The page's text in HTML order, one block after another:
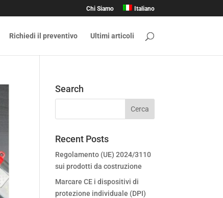
Chi Siamo Italiano
Richiedi il preventivo Ultimi articoli
Search
Recent Posts
Regolamento (UE) 2024/3110
sui prodotti da costruzione
Marcare CE i dispositivi di
protezione individuale (DPI)